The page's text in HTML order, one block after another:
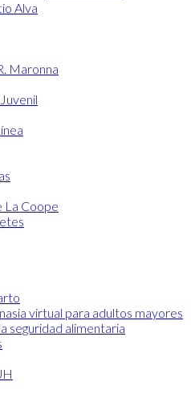
Alva
Maronna
La Coope
virtual para adultos mayores
seguridad alimentaria